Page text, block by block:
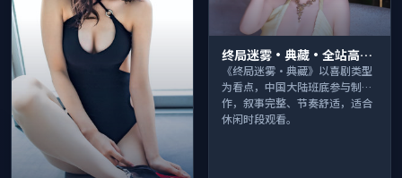
终局迷雾·典藏·全站高分
推荐节奏紧凑值得追看
《终局迷雾·典藏》以喜剧类型
为看点，中国大陆班底参与制
作，叙事完整、节奏舒适，适合
休闲时段观看。